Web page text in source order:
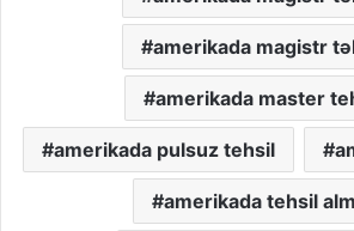
amerikada magistr
amerikada master
amerikada pulsuz tehsil
amerikada tehsil